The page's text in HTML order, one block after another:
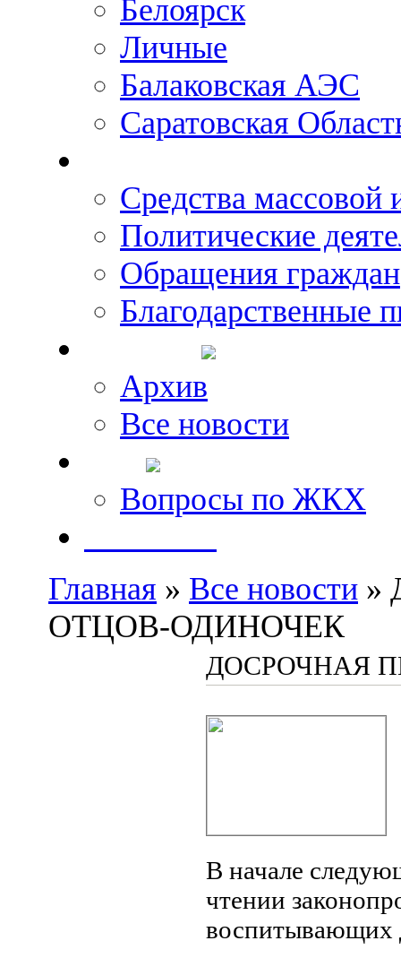
Белоярск
Личные
Балаковская АЭС
Саратовская
Средства
Политические
Обращения граждан
Благодарственные
Архив
Все новости
Вопросы по ЖКХ
Главная » Все новости »
ОТЦОВ-ОДИНОЧЕК
ДОСРОЧНАЯ
В начале
чтении
воспитывающих